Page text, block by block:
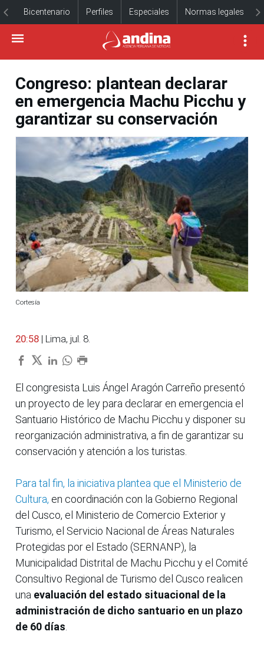
Bicentenario Perfiles Especiales Normas legales
Congreso: plantean declarar
en emergencia Machu Picchu y
garantizar su conservación
Cortesía
20:58 | Lima, jul. 8.
El congresista Luis Ángel Aragón Carreño presentó
un proyecto de ley para declarar en emergencia el
Santuario Histórico de Machu Picchu y disponer su
reorganización administrativa, a fin de garantizar su
conservación y atención a los turistas.
Para tal fin, la iniciativa plantea que el Ministerio de
Cultura, en coordinación con la Gobierno Regional
del Cusco, el Ministerio de Comercio Exterior y
Turismo, el Servicio Nacional de Áreas Naturales
Protegidas por el Estado (SERNANP), la
Municipalidad Distrital de Machu Picchu y el Comité
Consultivo Regional de Turismo del Cusco realicen
una evaluación del estado situacional de la
administración de dicho santuario en un plazo
de 60 días